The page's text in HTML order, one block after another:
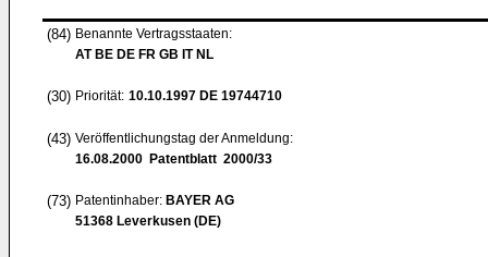
(84) Benannte Vertragsstaaten:
AT BE DE FR GB IT NL
(30) Priorität: 10.10.1997 DE 19744710
(43) Veröffentlichungstag der Anmeldung:
16.08.2000 Patentblatt 2000/33
(73) Patentinhaber: BAYER AG
51368 Leverkusen (DE)